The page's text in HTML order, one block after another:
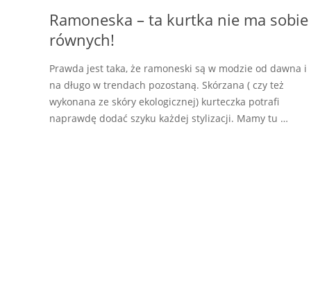
Ramoneska – ta kurtka nie ma sobie
równych!
Prawda jest taka, że ramoneski są w modzie od dawna i
na długo w trendach pozostaną. Skórzana ( czy też
wykonana ze skóry ekologicznej) kurteczka potrafi
naprawdę dodać szyku każdej stylizacji. Mamy tu …